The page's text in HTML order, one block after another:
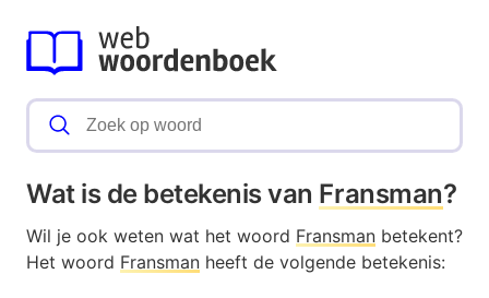
Wat is de betekenis van Fransman?
Wil je ook weten wat het woord Fransman betekent?
Het woord Fransman heeft de volgende betekenis: